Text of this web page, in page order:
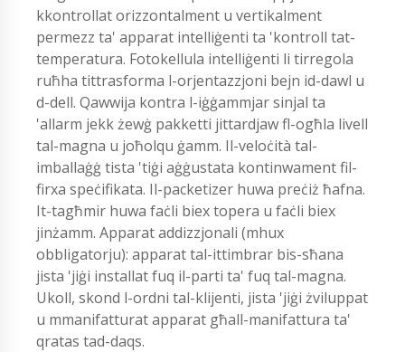
kkontrollat ​​orizzontalment u vertikalment
permezz ta' apparat intelliġenti ta 'kontroll tat-
temperatura. Fotokellula intelliġenti li tirregola
ruħha tittrasforma l-orjentazzjoni bejn id-dawl u
d-dell. Qawwija kontra l-iġġammjar sinjal ta
'allarm jekk żewġ pakketti jittardjaw fl-ogħla livell
tal-magna u joħolqu ġamm. Il-veloċità tal-
imballaġġ tista 'tiġi aġġustata kontinwament fil-
firxa speċifikata. Il-packetizer huwa preċiż ħafna.
It-tagħmir huwa faċli biex topera u faċli biex
jinżamm. Apparat addizzjonali (mhux
obbligatorju): apparat tal-ittimbrar bis-sħana
jista 'jiġi installat fuq il-parti ta' fuq tal-magna.
Ukoll, skond l-ordni tal-klijenti, jista 'jiġi żviluppat
u mmanifatturat apparat għall-manifattura ta'
qratas tad-daqs.